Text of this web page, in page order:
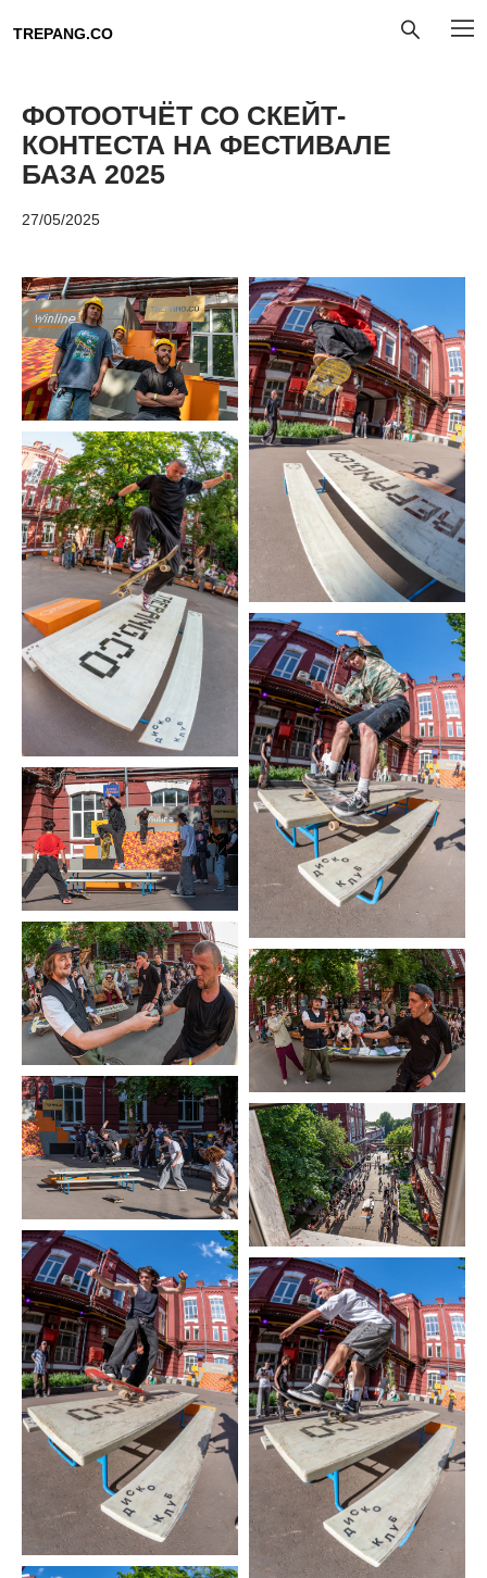
TREPANG.CO
27/05/2025
ФОТООТЧЁТ СО СКЕЙТ-
КОНТЕСТА НА ФЕСТИВАЛЕ
БАЗА 2025